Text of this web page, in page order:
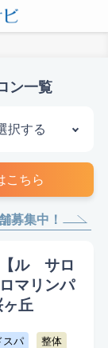
ン一覧
択する
こちら
募集中！
ル サロ
マリンパ
丘
スパ 整体